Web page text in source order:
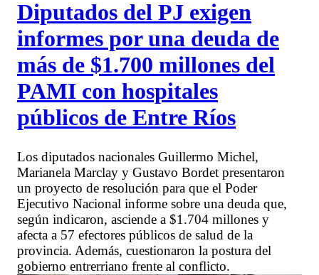
Diputados del PJ exigen
informes por una deuda de
más de $1.700 millones del
PAMI con hospitales
públicos de Entre Ríos
Los diputados nacionales Guillermo Michel,
Marianela Marclay y Gustavo Bordet presentaron
un proyecto de resolución para que el Poder
Ejecutivo Nacional informe sobre una deuda que,
según indicaron, asciende a $1.704 millones y
afecta a 57 efectores públicos de salud de la
provincia. Además, cuestionaron la postura del
gobierno entrerriano frente al conflicto.